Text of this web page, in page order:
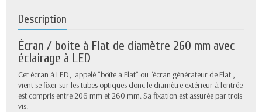
Description
Écran / boite à Flat de diamètre 260 mm avec
éclairage à LED
Cet écran à LED, appelé "boîte à Flat" ou "écran générateur de Flat",
vient se fixer sur les tubes optiques donc le diamètre extérieur à l'entrée
est compris entre 206 mm et 260 mm. Sa fixation est assurée par trois
vis.